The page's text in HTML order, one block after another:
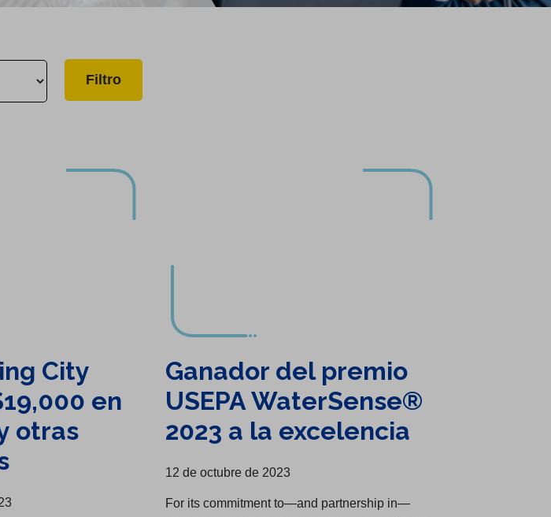
City
en
otras
Ganador del premio
USEPA WaterSense®
2023 a la excelencia
12 de octubre de 2023
For its commitment to—and partnership in—